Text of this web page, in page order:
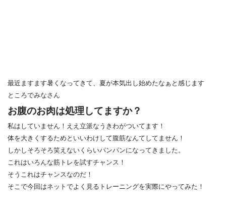
最近ますます暑くなってきて、夏が本気出し始めたなぁと感じます
ところでみなさん
お腹のお肉は処理してますか？
私はしていません！ええ立派なうきわがついてます！
体を大きくするためといいわけして腹筋なんてしてません！
しかしそろそろ笑えないくらいパンパンになってきました。
これはいろんな筋トレを試すチャンス！
そうこれはチャンスなのだ！
そこで今回はネットでよく見るトレーニングを実際にやってみた！